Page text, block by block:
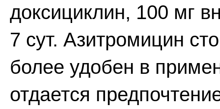
доксициклин, 100 мг
7 сут. Азитромицин
более удобен в
отдается